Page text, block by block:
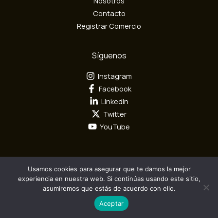
Contacto
Registrar Comercio
Síguenos
Instagram
Facebook
Linkedin
Twitter
YouTube
Todos los derechos reservados por Mundo Textil © 2026
Diseño y Desarrollo porCamaleón Interactivo S.A.S
Usamos cookies para asegurar que te damos la mejor
experiencia en nuestra web. Si continúas usando este sitio,
asumiremos que estás de acuerdo con ello.
Aceptar